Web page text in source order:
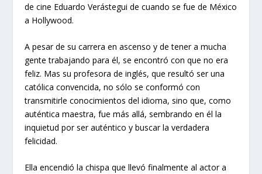
de cine Eduardo Verástegui de cuando se fue de México
a Hollywood.
A pesar de su carrera en ascenso y de tener a mucha
gente trabajando para él, se encontró con que no era
feliz. Mas su profesora de inglés, que resultó ser una
católica convencida, no sólo se conformó con
transmitirle conocimientos del idioma, sino que, como
auténtica maestra, fue más allá, sembrando en él la
inquietud por ser auténtico y buscar la verdadera
felicidad.
Ella encendió la chispa que llevó finalmente al actor a